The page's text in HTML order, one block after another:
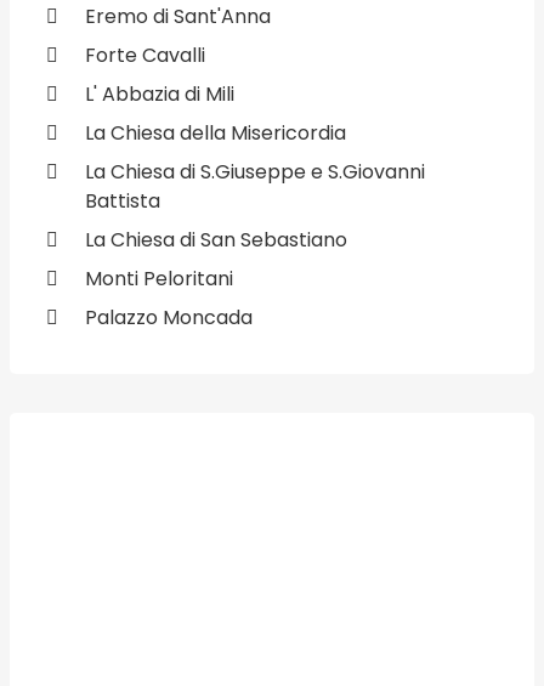
Eremo di Sant'Anna
Forte Cavalli
L' Abbazia di Mili
La Chiesa della Misericordia
La Chiesa di S.Giuseppe e S.Giovanni
Battista
La Chiesa di San Sebastiano
Monti Peloritani
Palazzo Moncada